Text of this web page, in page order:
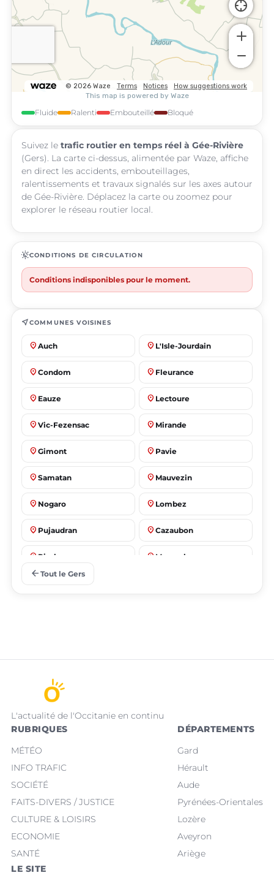
Fluide Ralenti Embouteillé Bloqué
Suivez le trafic routier en temps réel à Gée-Rivière
(Gers). La carte ci-dessus, alimentée par Waze, affiche
en direct les accidents, embouteillages,
ralentissements et travaux signalés sur les axes autour
de Gée-Rivière. Déplacez la carte ou zoomez pour
explorer le réseau routier local.
routineCONDITIONS DE CIRCULATION
Conditions indisponibles pour le moment.
near_meCOMMUNES VOISINES
place Auch place L'Isle-Jourdain
place Condom place Fleurance
place Eauze place Lectoure
place Vic-Fezensac place Mirande
place Gimont place Pavie
place Samatan place Mauvezin
place Nogaro place Lombez
place Pujaudran place Cazaubon
place Riscle place Masseube
arrow_back Tout le Gers
L'actualité de l'Occitanie en continu
RUBRIQUES
MÉTÉO
INFO TRAFIC
SOCIÉTÉ
FAITS-DIVERS / JUSTICE
CULTURE & LOISIRS
ECONOMIE
SANTÉ
DÉPARTEMENTS
Gard
Hérault
Aude
Pyrénées-Orientales
Lozère
Aveyron
Ariège
LE SITE